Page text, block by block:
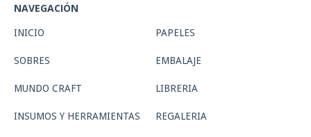
NAVEGACIÓN
INICIO PAPELES
SOBRES EMBALAJE
MUNDO CRAFT LIBRERIA
INSUMOS Y HERRAMIENTAS REGALERIA